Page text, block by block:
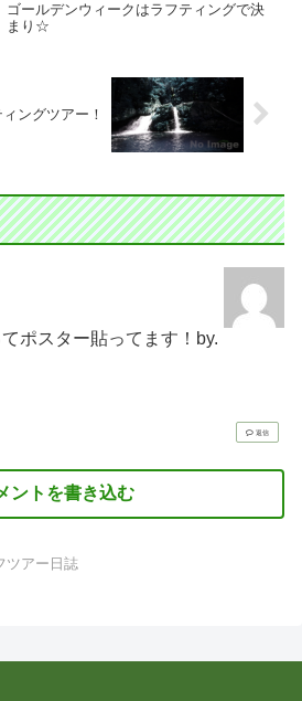
ゴールデンウィークはラフティングで決
まり☆
ングツアー！
ポスター貼ってます！by.
返信
ントを書き込む
ツアー日誌